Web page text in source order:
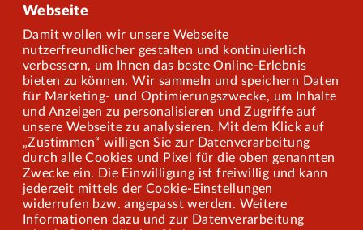
Webseite
Damit wollen wir unsere Webseite
nutzerfreundlicher gestalten und kontinuierlich
verbessern, um Ihnen das beste Online-Erlebnis
bieten zu können. Wir sammeln und speichern Daten
für Marketing- und Optimierungszwecke, um Inhalte
und Anzeigen zu personalisieren und Zugriffe auf
unsere Webseite zu analysieren. Mit dem Klick auf
„Zustimmen“ willigen Sie zur Datenverarbeitung
durch alle Cookies und Pixel für die oben genannten
Zwecke ein. Die Einwilligung ist freiwillig und kann
jederzeit mittels der Cookie-Einstellungen
widerrufen bzw. angepasst werden. Weitere
Informationen dazu und zur Datenverarbeitung
Über uns
Karriere
Presse
Mitarbeiterportal
Barrierefreiheit